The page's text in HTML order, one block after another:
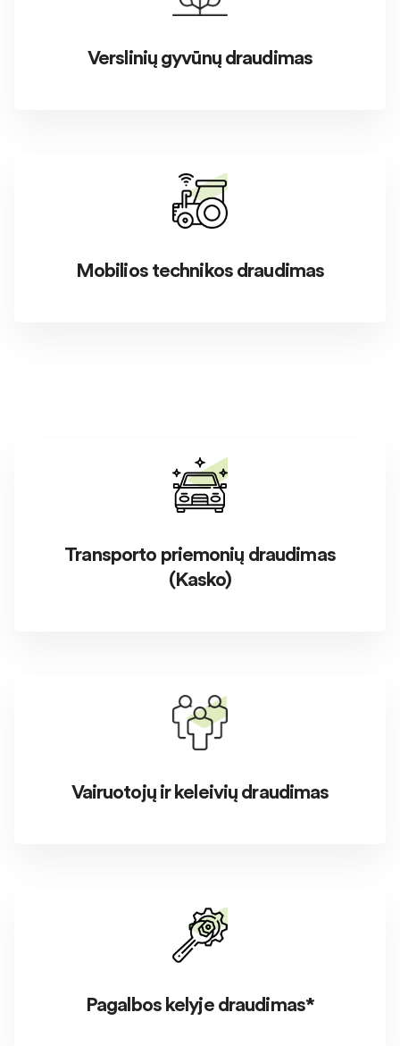
Verslinių gyvūnų draudimas
Mobilios technikos draudimas
Transporto priemonių draudimas
(Kasko)
Vairuotojų ir keleivių draudimas
Pagalbos kelyje draudimas*